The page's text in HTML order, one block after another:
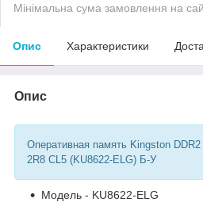
Мінімальна сума замовлення на
Опис Характеристики
Опис
Оперативная память Kingston
2R8 CL5 (KU8622-ELG) Б-У
Модель - KU8622-ELG